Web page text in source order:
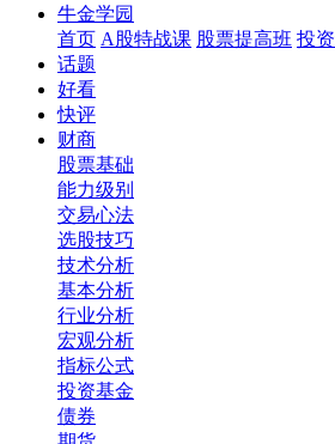
牛金学园
首页 A股特战课 股票提高班 投
话题
好看
快评
财商
股票基础
能力级别
交易心法
选股技巧
技术分析
基本分析
行业分析
宏观分析
指标公式
投资基金
债券